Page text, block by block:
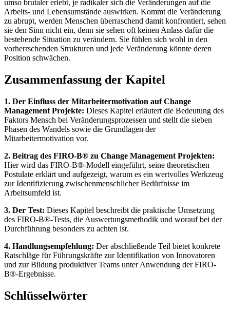
umso brutaler erlebt, je radikaler sich die Veränderungen auf die
Arbeits- und Lebensumstände auswirken. Kommt die Veränderung
zu abrupt, werden Menschen überraschend damit konfrontiert, sehen
sie den Sinn nicht ein, denn sie sehen oft keinen Anlass dafür die
bestehende Situation zu verändern. Sie fühlen sich wohl in den
vorherrschenden Strukturen und jede Veränderung könnte deren
Position schwächen.
Zusammenfassung der Kapitel
1. Der Einfluss der Mitarbeitermotivation auf Change
Management Projekte: Dieses Kapitel erläutert die Bedeutung des
Faktors Mensch bei Veränderungsprozessen und stellt die sieben
Phasen des Wandels sowie die Grundlagen der
Mitarbeitermotivation vor.
2. Beitrag des FIRO-B® zu Change Management Projekten:
Hier wird das FIRO-B®-Modell eingeführt, seine theoretischen
Postulate erklärt und aufgezeigt, warum es ein wertvolles Werkzeug
zur Identifizierung zwischenmenschlicher Bedürfnisse im
Arbeitsumfeld ist.
3. Der Test: Dieses Kapitel beschreibt die praktische Umsetzung
des FIRO-B®-Tests, die Auswertungsmethodik und worauf bei der
Durchführung besonders zu achten ist.
4. Handlungsempfehlung: Der abschließende Teil bietet konkrete
Ratschläge für Führungskräfte zur Identifikation von Innovatoren
und zur Bildung produktiver Teams unter Anwendung der FIRO-
B®-Ergebnisse.
Schlüsselwörter